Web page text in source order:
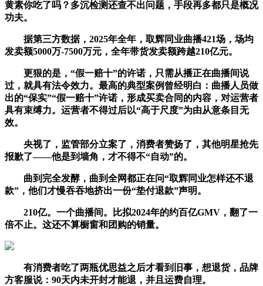
黄素你吃了吗？多沉检测还查不出问题，手段再多都只是概况
功夫。
据第三方数据，2025年全年，取辉同业曲播421场，场均
发卖额5000万-7500万元，全年带货发卖额跨越210亿元。
更狠的是，“假一赔十”的许诺，只需从播正在曲播间说
过，就具有法令效力。最高的典型案例曾经明白：曲播人员做
出的“保实”“假一赔十”许诺，形成买卖合同的内容，对运营者
具有束缚力。运营者不得过后以“高于尺度”为由从意条目无
效。
央视了，监管部分立案了，消费者赞扬了，其他明星抢先
报歉了——他是到墙角，才不得不“自动”的。
曲到完全发酵，曲到全网都正在问“取辉同业怎样还不退
款”，他们才慢吞吞地挤出一份“垫付退款”声明。
210亿。一个曲播间。比拟2024年的约百亿GMV，翻了一
倍不止。这还不算橱窗和团购的销量。
有消费者吃了两瓶优思益之后才看到旧事，想退货，品牌
方客服说：90天内未开封才能退，并且运费自理。